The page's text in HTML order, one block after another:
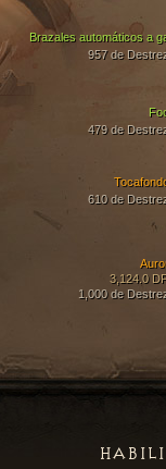
Brazales automáticos a
957 de
610 de
3,124.0
1,000 de
479 de